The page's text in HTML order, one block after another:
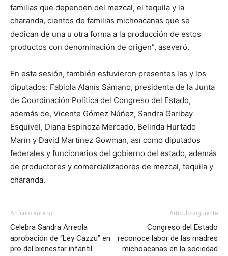
familias que dependen del mezcal, el tequila y la
charanda, cientos de familias michoacanas que se
dedican de una u otra forma a la producción de estos
productos con denominación de origen”, aseveró.
En esta sesión, también estuvieron presentes las y los
diputados: Fabiola Alanís Sámano, presidenta de la Junta
de Coordinación Política del Congreso del Estado,
además de, Vicente Gómez Núñez, Sandra Garibay
Esquivel, Diana Espinoza Mercado, Belinda Hurtado
Marín y David Martínez Gowman, así como diputados
federales y funcionarios del gobierno del estado, además
de productores y comercializadores de mezcal, tequila y
charanda.
Artículo anterior
Celebra Sandra Arreola
aprobación de “Ley Cazzu” en
pro del bienestar infantil
Artículo siguiente
Congreso del Estado
reconoce labor de las madres
michoacanas en la sociedad